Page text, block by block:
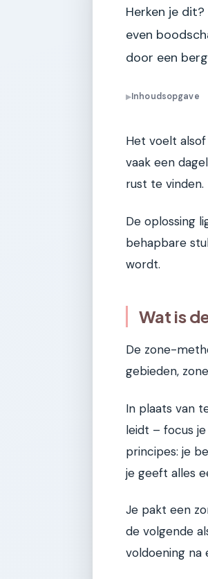
Herken je
even
door een
▶Inhoudsopgave
Het voelt
vaak een
rust te vinden.
De oplossing
behapbare
wordt.
Wat is
De zone-
gebieden,
In plaats van
leidt – focus
principes: je
je geeft alles
Je pakt een
de volgende
voldoening na